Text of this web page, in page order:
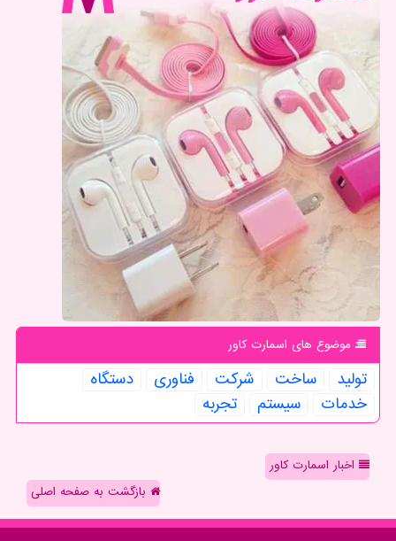
موضوع های اسمارت كاور
تولید ساخت شركت فناوری
دستگاه
خدمات
سیستم تجربه
اخبار اسمارت کاور
بازگشت به صفحه اصلی